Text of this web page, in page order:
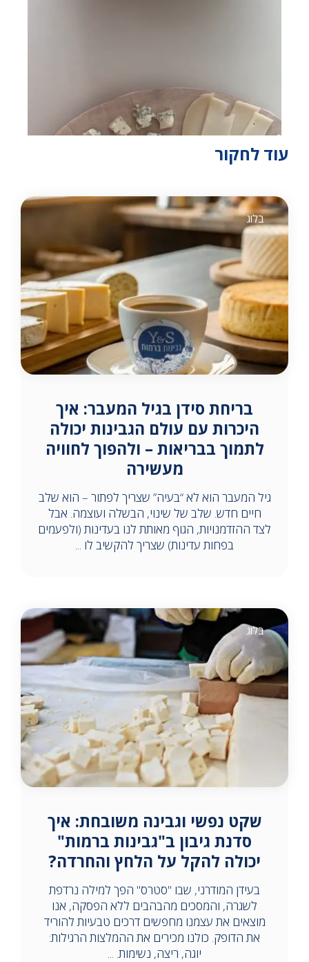
עוד לחקור
בלוג
בריחת סידן בגיל המעבר: איך
היכרות עם עולם הגבינות יכולה
לתמוך בבריאות – ולהפוך לחוויה
מעשירה
גיל המעבר הוא לא “בעיה” שצריך לפתור – הוא שלב
חיים חדש. שלב של שינוי, הבשלה ועוצמה. אבל
לצד ההזדמנויות, הגוף מאותת לנו בעדינות (ולפעמים
בפחות עדינות) שצריך להקשיב לו ...
בלוג
שקט נפשי וגבינה משובחת: איך
סדנת גיבון ב"גבינות ברמות"
יכולה להקל על הלחץ והחרדה?
בעידן המודרני, שבו "סטרס" הפך למילה נרדפת
לשגרה, והמסכים מהבהבים ללא הפסקה, אנו
מוצאים את עצמנו מחפשים דרכים טבעיות להוריד
את הדופק. כולנו מכירים את ההמלצות הרגילות:
יוגה, ריצה, נשימות. ...